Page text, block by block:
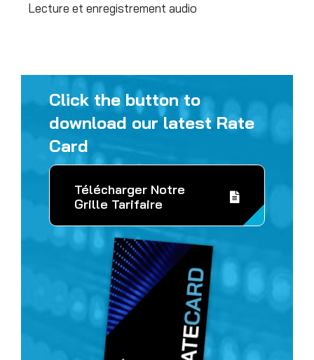
Lecture et enregistrement audio
Click the button to
download our latest Rate
Card
Télécharger Notre
Grille Tarifaire